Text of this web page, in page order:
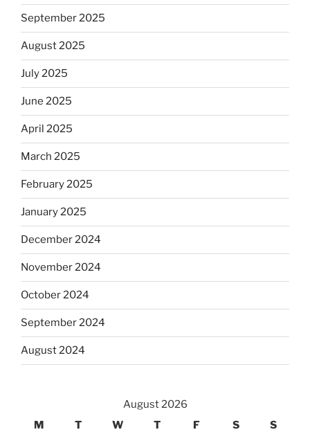
September 2025
August 2025
July 2025
June 2025
April 2025
March 2025
February 2025
January 2025
December 2024
November 2024
October 2024
September 2024
August 2024
August 2026
M
T W T F S S